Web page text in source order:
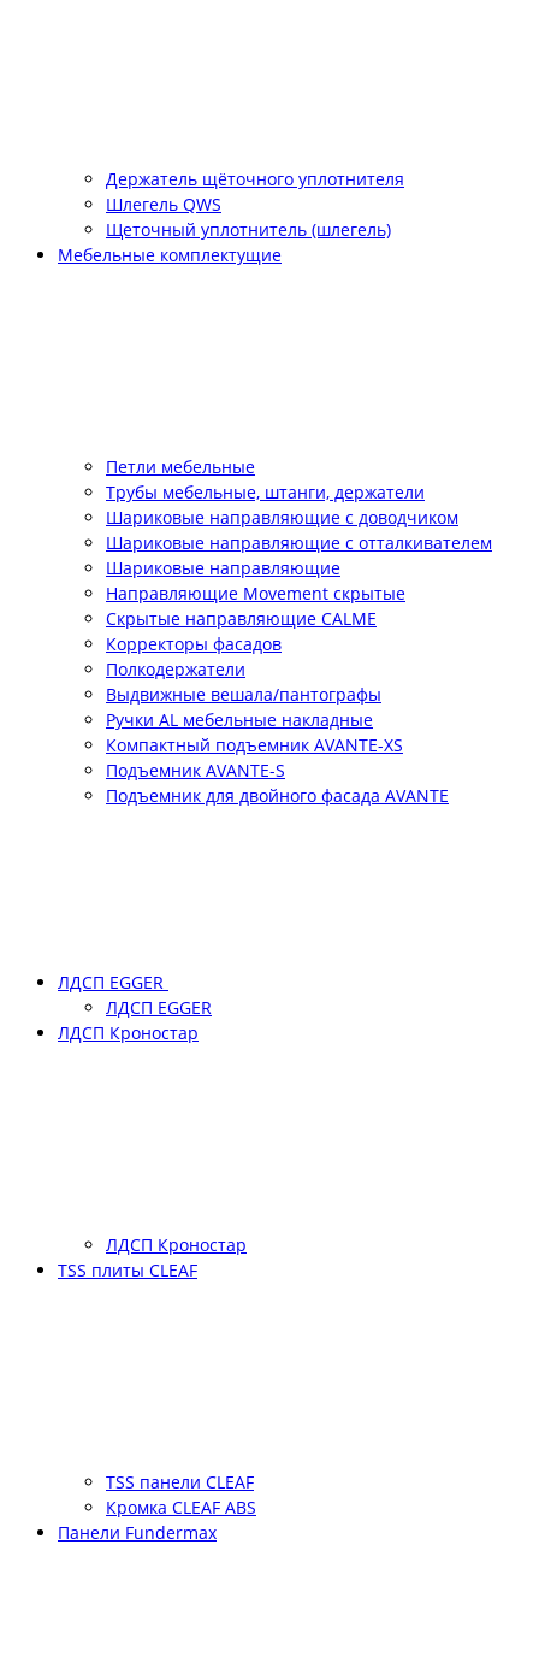
Держатель щёточного уплотнителя
Шлегель QWS
Щеточный уплотнитель (шлегель)
Мебельные комплектущие
Петли мебельные
Трубы мебельные, штанги, держатели
Шариковые направляющие с доводчиком
Шариковые направляющие с отталкивателем
Шариковые направляющие
Направляющие Movement скрытые
Скрытые направляющие CALME
Корректоры фасадов
Полкодержатели
Выдвижные вешала/пантографы
Ручки AL мебельные накладные
Компактный подъемник АVANTE-XS
Подъемник АVANTE-S
Подъемник для двойного фасада АVANTE
ЛДСП EGGER
ЛДСП EGGER
ЛДСП Кроностар
ЛДСП Кроностар
TSS плиты CLEAF
TSS панели CLEAF
Кромка CLEAF ABS
Панели Fundermax